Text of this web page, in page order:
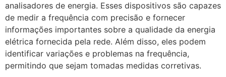
analisadores de energia. Esses dispositivos são capazes
de medir a frequência com precisão e fornecer
informações importantes sobre a qualidade da energia
elétrica fornecida pela rede. Além disso, eles podem
identificar variações e problemas na frequência,
permitindo que sejam tomadas medidas corretivas.